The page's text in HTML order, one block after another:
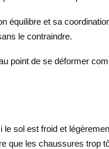
équilibre et sa
le contraindre.
point de se déformer
sol est froid et
que les chaussures trop